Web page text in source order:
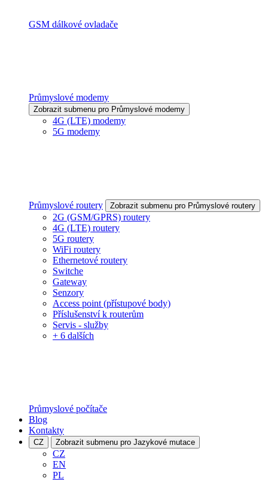
GSM dálkové ovladače
Průmyslové modemy
Zobrazit submenu pro Průmyslové modemy
4G (LTE) modemy
5G modemy
Průmyslové routery Zobrazit submenu pro Průmyslové routery
2G (GSM/GPRS) routery
4G (LTE) routery
5G routery
WiFi routery
Ethernetové routery
Switche
Gateway
Senzory
Access point (přístupové body)
Příslušenství k routerům
Servis - služby
+ 6 dalších
Průmyslové počítače
Blog
Kontakty
CZ Zobrazit submenu pro Jazykové mutace
CZ
EN
PL